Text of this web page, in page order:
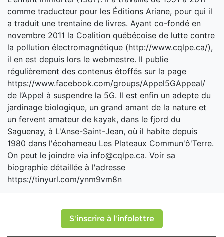
comme traducteur pour les Éditions Ariane, pour qui il
a traduit une trentaine de livres. Ayant co-fondé en
novembre 2011 la Coalition québécoise de lutte contre
la pollution électromagnétique (http://www.cqlpe.ca/),
il en est depuis lors le webmestre. Il publie
régulièrement des contenus étoffés sur la page
https://www.facebook.com/groups/Appel5GAppeal/
de l’Appel à suspendre la 5G. Il est enfin un adepte du
jardinage biologique, un grand amant de la nature et
un fervent amateur de kayak, dans le fjord du
Saguenay, à L'Anse-Saint-Jean, où il habite depuis
1980 dans l'écohameau Les Plateaux Commun'ô'Terre.
On peut le joindre via info@cqlpe.ca. Voir sa
biographie détaillée à l'adresse
https://tinyurl.com/ynm9vm8n
S'inscrire à l'infolettre